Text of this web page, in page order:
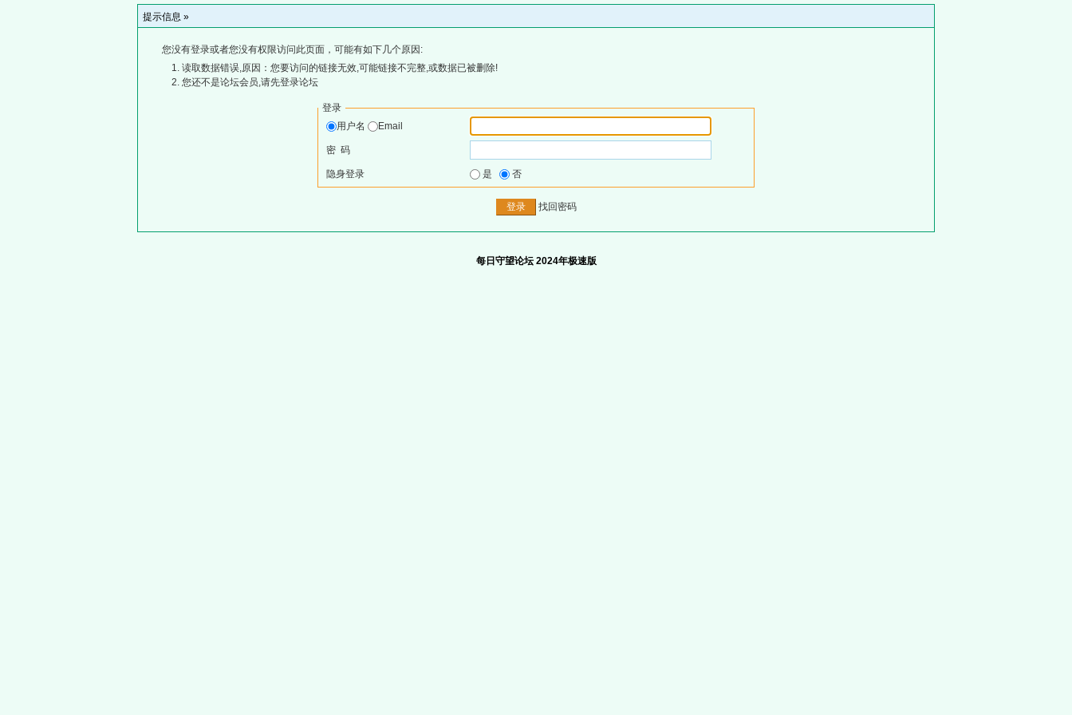
提示信息 »
您没有登录或者您没有权限访问此页面，可能有如下几个原因:
读取数据错误,原因：您要访问的链接无效,可能链接不完整,或数据已被删除!
您还不是论坛会员,请先登录论坛
登录
用户名
Email
密 码
隐身登录 是 否
找回密码
每日守望论坛 2024年极速版